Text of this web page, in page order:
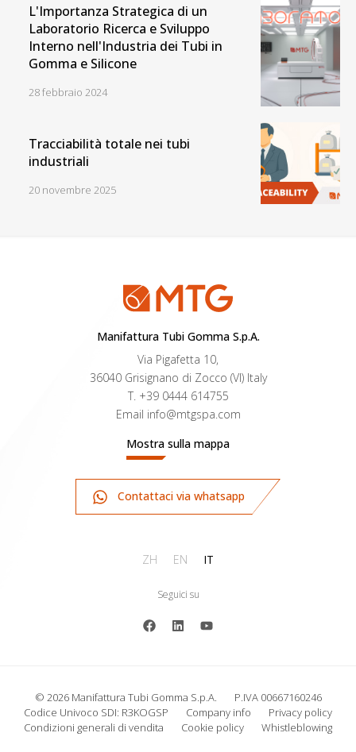
L'Importanza Strategica di un
Laboratorio Ricerca e Sviluppo
Interno nell'Industria dei Tubi in
Gomma e Silicone
28 febbraio 2024
Tracciabilità totale nei tubi
industriali
20 novembre 2025
Manifattura Tubi Gomma S.p.A.
Via Pigafetta 10,
36040 Grisignano di Zocco (VI) Italy
T. +39 0444 614755
Email info@mtgspa.com
Mostra sulla mappa
Contattaci via whatsapp
ZH EN IT
Seguici su
© 2026 Manifattura Tubi Gomma S.p.A.
P.IVA 00667160246
Codice Univoco SDI: R3KOGSP
Company info
Privacy policy
Condizioni generali di vendita
Cookie policy Whistleblowing